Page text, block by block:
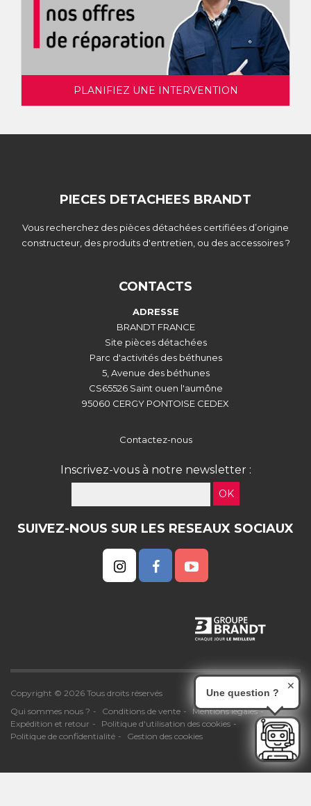
PLANIFIEZ UNE INTERVENTION
PIECES DETACHEES BRANDT
Vous recherchez des pièces détachées certifiées d’origine
constructeur, des produits d'entretien, ou des accessoires ?
CONTACTS
ADRESSE
BRANDT FRANCE
Site pièces détachées
Parc d'activités des béthunes
5, Avenue des béthunes
CS65526 Saint ouen l'aumône
95060 CERGY PONTOISE CEDEX
Contactez-nous
Inscrivez-vous à notre newsletter :
OK
SUIVEZ-NOUS SUR LES RESEAUX SOCIAUX
Copyright © 2026 Tous droits réservés
Qui sommes nous ?
Conditions de vente
Mentions légales
Expédition et retour
Politique d'utilisation des cookies
Politique de confidentialité
Gestion des cookies
Une question ?
✕